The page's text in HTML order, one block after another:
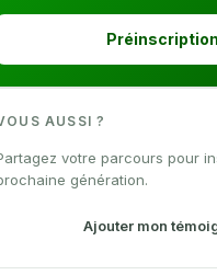
Préinscription
AUSSI ?
votre parcours pour
génération.
Ajouter mon